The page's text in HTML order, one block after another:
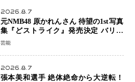
2026.8.7
元NMB48 原かれんさん 待望の1st写真
集『どストライク』発売決定 バリで
魅せる25歳の新境地
芸能
2026.8.7
張本美和選手 絶体絶命から大逆転！